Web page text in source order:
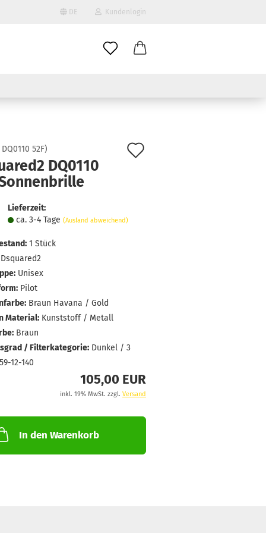
DE Kundenlogin
DQ0110 52F)
DQ0110
Lieferzeit:
ca. 3-4 Tage (Ausland abweichend)
1 Stück
Dsquared2
Unisex
Pilot
Braun Havana / Gold
Material: Kunststoff / Metall
Braun
/ Filterkategorie: Dunkel / 3
12-140
105,00 EUR
inkl. 19% MwSt. zzgl. Versand
In den Warenkorb